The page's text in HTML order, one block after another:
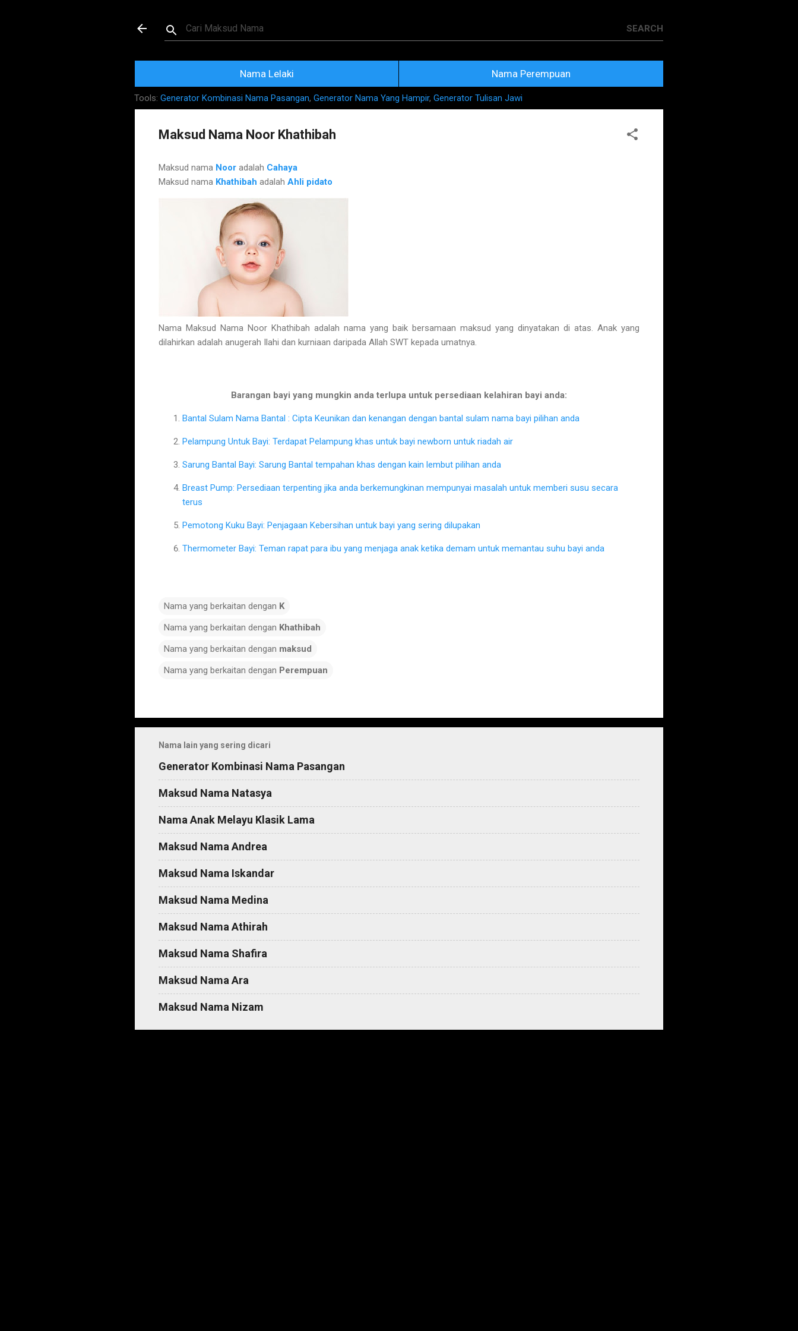
Maksud dan Makna Nama Rujukan Terkini
Nama Lelaki Nama Perempuan
Tools: Generator Kombinasi Nama Pasangan, Generator Nama Yang Hampir, Generator Tulisan Jawi
Maksud Nama Noor Khathibah
Maksud nama Noor adalah Cahaya
Maksud nama Khathibah adalah Ahli pidato
Nama Maksud Nama Noor Khathibah adalah nama yang baik bersamaan maksud yang dinyatakan di atas. Anak yang
dilahirkan adalah anugerah Ilahi dan kurniaan daripada Allah SWT kepada umatnya.
Barangan bayi yang mungkin anda terlupa untuk persediaan kelahiran bayi anda:
Bantal Sulam Nama Bantal : Cipta Keunikan dan kenangan dengan bantal sulam nama bayi pilihan anda
Pelampung Untuk Bayi: Terdapat Pelampung khas untuk bayi newborn untuk riadah air
Sarung Bantal Bayi: Sarung Bantal tempahan khas dengan kain lembut pilihan anda
Breast Pump: Persediaan terpenting jika anda berkemungkinan mempunyai masalah untuk memberi susu secara
terus
Pemotong Kuku Bayi: Penjagaan Kebersihan untuk bayi yang sering dilupakan
Thermometer Bayi: Teman rapat para ibu yang menjaga anak ketika demam untuk memantau suhu bayi anda
Nama yang berkaitan dengan K
Nama yang berkaitan dengan Khathibah
Nama yang berkaitan dengan maksud
Nama yang berkaitan dengan Perempuan
e
n
t
s
Nama lain yang sering dicari
Generator Kombinasi Nama Pasangan
Maksud Nama Natasya
Nama Anak Melayu Klasik Lama
Maksud Nama Andrea
Maksud Nama Iskandar
Maksud Nama Medina
Maksud Nama Athirah
Maksud Nama Shafira
Maksud Nama Ara
Maksud Nama Nizam